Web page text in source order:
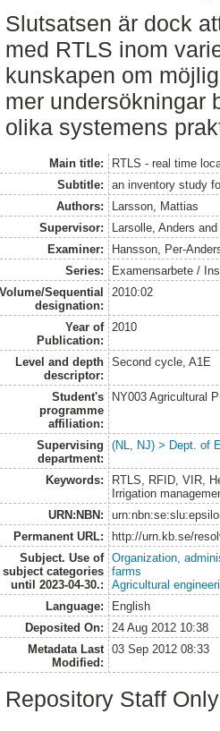
Slutsatsen är dock
med RTLS inom
kunskapen om
mer undersökningar
olika systemens
Main title:
RTLS - real time
Subtitle:
an inventory study
Authors:
Larsson, Mattias
Supervisor:
Larsolle, Anders
Examiner:
Hansson, Per-
Series:
Examensarbete /
Volume/Sequential
designation:
2010:02
Year of
Publication:
2010
Level and depth
descriptor:
Second cycle, A1E
Student's
programme
affiliation:
NY003 Agricultural
Supervising
department:
(NL, NJ) > Dept. of
Keywords:
RTLS, RFID, VIR,
Irrigation
URN:NBN:
Permanent URL:
http://urn.kb.se/
Subject. Use of
subject categories
until 2023-04-30.:
Organization,
farms
Agricultural
Language:
English
Deposited On:
24 Aug 2012 10:38
Metadata Last
Modified:
03 Sep 2012 08:33
Repository Staff